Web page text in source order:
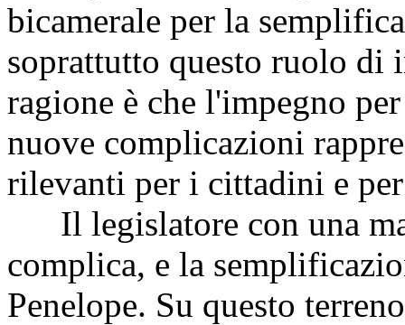
bicamerale per la
soprattutto questo ruolo
ragione è che l'impegno
nuove complicazioni
rilevanti per i cittadini e
Il legislatore con una
complica, e la
Penelope. Su questo